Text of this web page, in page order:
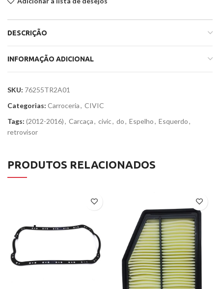
DESCRIÇÃO
INFORMAÇÃO ADICIONAL
SKU: 76255TR2A01
Categorias: Carroceria, CIVIC
Tags: (2012-2016), Carcaça, civic, do, Espelho, Esquerdo,
retrovisor
PRODUTOS RELACIONADOS